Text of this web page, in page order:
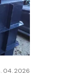
04. 2026